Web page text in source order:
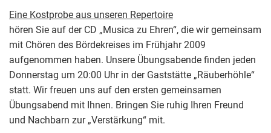
Eine Kostprobe aus unseren Repertoire
hören Sie auf der CD „Musica zu Ehren“, die wir gemeinsam
mit Chören des Bördekreises im Frühjahr 2009
aufgenommen haben. Unsere Übungsabende finden jeden
Donnerstag um 20:00 Uhr in der Gaststätte „Räuberhöhle“
statt. Wir freuen uns auf den ersten gemeinsamen
Übungsabend mit Ihnen. Bringen Sie ruhig Ihren Freund
und Nachbarn zur „Verstärkung“ mit.